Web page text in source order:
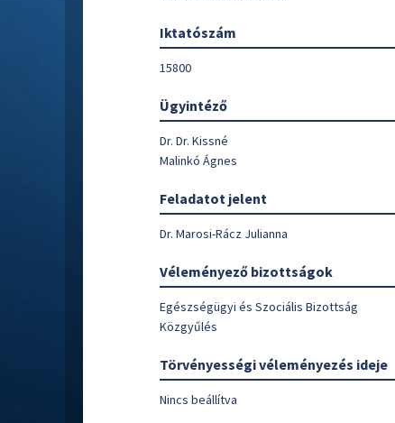
Iktatószám
15800
Ügyintéző
Dr. Dr. Kissné
Malinkó Ágnes
Feladatot jelent
Dr. Marosi-Rácz Julianna
Véleményező bizottságok
Egészségügyi és Szociális Bizottság
Közgyűlés
Törvényességi véleményezés ideje
Nincs beállítva